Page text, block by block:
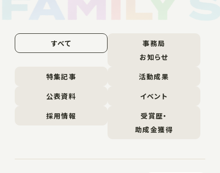
すべて
事務局
お知らせ
特集記事
活動成果
公表資料
イベント
採用情報
受賞歴・
助成金獲得